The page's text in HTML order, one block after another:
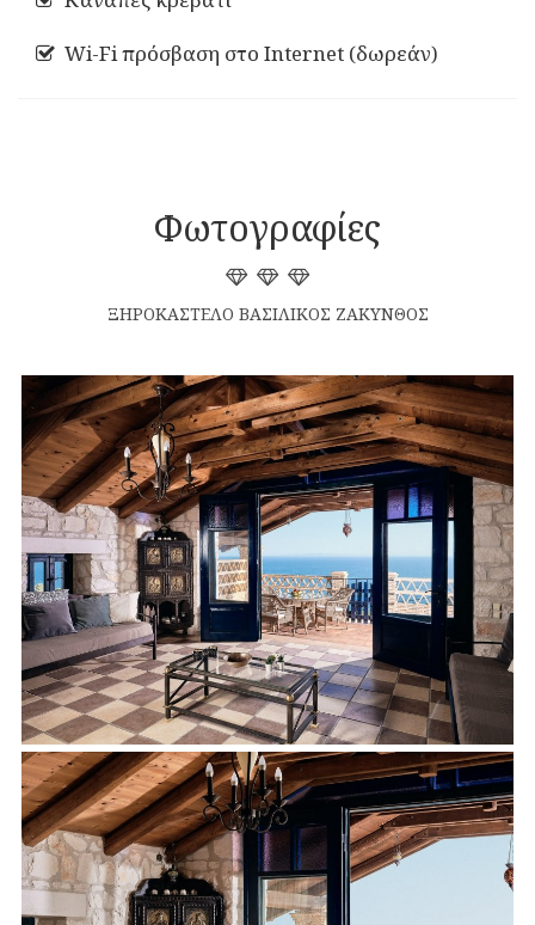
Wi-Fi πρόσβαση στο Internet (δωρεάν)
Φωτογραφίες
ΞΗΡΟΚΑΣΤΕΛΟ ΒΑΣΙΛΙΚΟΣ ΖΑΚΥΝΘΟΣ